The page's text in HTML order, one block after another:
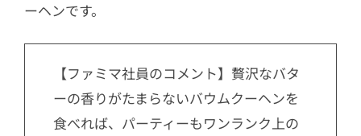
ーヘンです。
【ファミマ社員のコメント】贅沢なバタ
ーの香りがたまらないバウムクーヘンを
食べれば、パーティーもワンランク上の